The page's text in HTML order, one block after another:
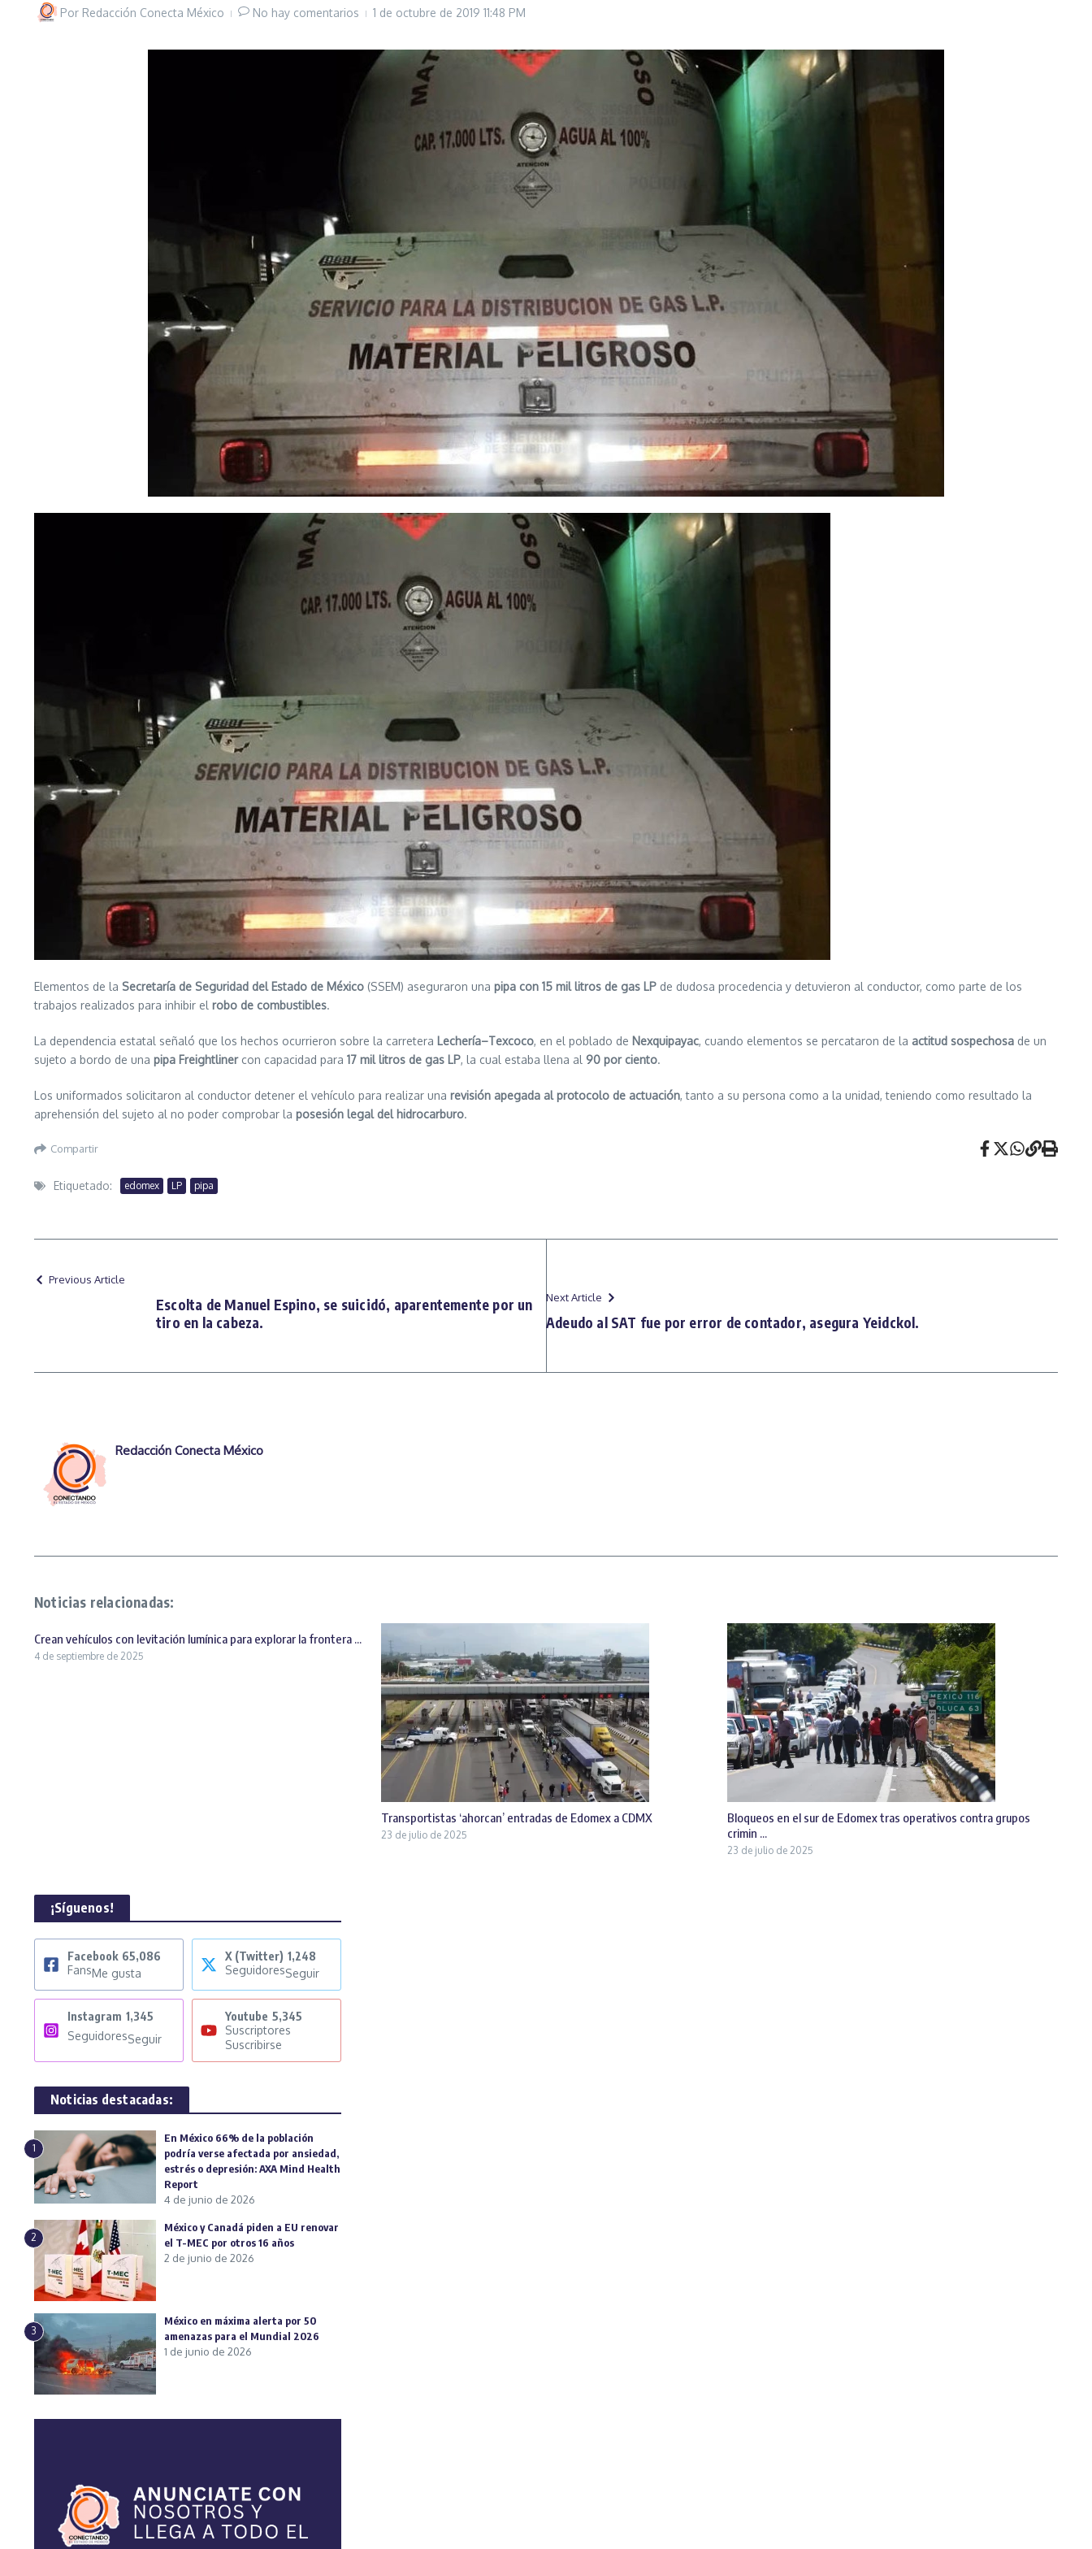
Por Redacción Conecta México No hay comentarios 1 de octubre de 2019 11:48 PM
Elementos de la Secretaría de Seguridad del Estado de México (SSEM) aseguraron una pipa con 15 mil litros de gas LP de dudosa procedencia y detuvieron al conductor, como parte de los
trabajos realizados para inhibir el robo de combustibles.
La dependencia estatal señaló que los hechos ocurrieron sobre la carretera Lechería–Texcoco, en el poblado de Nexquipayac, cuando elementos se percataron de la actitud sospechosa de un
sujeto a bordo de una pipa Freightlinercon capacidad para 17 mil litros de gas LP, la cual estaba llena al 90 por ciento.
Los uniformados solicitaron al conductor detener el vehículo para realizar una revisión apegada al protocolo de actuación, tanto a su persona como a la unidad, teniendo como resultado la
aprehensión del sujeto al no poder comprobar la posesión legal del hidrocarburo.
Compartir
Etiquetado: edomex LP pipa
Previous Article
Escolta de Manuel Espino, se suicidó, aparentemente por un
tiro en la cabeza.
Next Article
Adeudo al SAT fue por error de contador, asegura Yeidckol.
Redacción Conecta México
Noticias relacionadas:
Crean vehículos con levitación lumínica para explorar la frontera ...
4 de septiembre de 2025
Transportistas ‘ahorcan’ entradas de Edomex a CDMX
23 de julio de 2025
Bloqueos en el sur de Edomex tras operativos contra grupos
crimin ...
23 de julio de 2025
¡Síguenos!
Facebook 65,086
FansMe gusta
X (Twitter) 1,248
SeguidoresSeguir
Instagram 1,345
SeguidoresSeguir
Youtube 5,345
Suscriptores
Suscribirse
Noticias destacadas:
1
En México 66% de la población
podría verse afectada por ansiedad,
estrés o depresión: AXA Mind Health
Report
4 de junio de 2026
2
México y Canadá piden a EU renovar
el T-MEC por otros 16 años
2 de junio de 2026
3
México en máxima alerta por 50
amenazas para el Mundial 2026
1 de junio de 2026